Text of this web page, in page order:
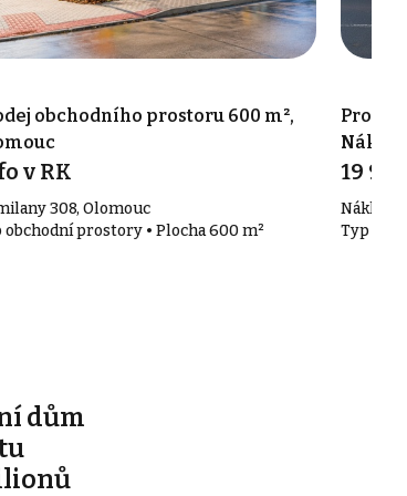
obchodního prostoru 600 m²,
v RK
308, Olomouc
obchodní prostory • Plocha 600 m²
Prodej
Náklo
19
Náklo
Typ
dům